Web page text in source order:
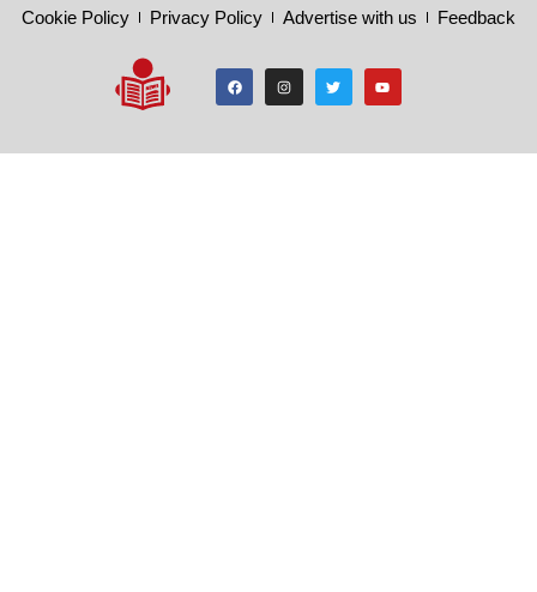
Cookie Policy
Privacy Policy Advertise with us Feedback